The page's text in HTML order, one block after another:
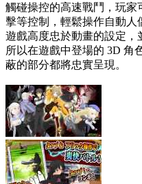
觸碰操控的高速戰鬥，玩
擊等控制，輕鬆操作自動人
遊戲高度忠於動畫的設定，
所以在遊戲中登場的 3D 角
蔽的部分都將忠實呈現。